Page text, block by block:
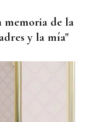
memoria de la
y la mía"